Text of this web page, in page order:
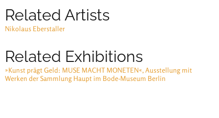
Related Artists
Nikolaus Eberstaller
Related Exhibitions
»Kunst prägt Geld: MUSE MACHT MONETEN«, Ausstellung mit
Werken der Sammlung Haupt im Bode-Museum Berlin